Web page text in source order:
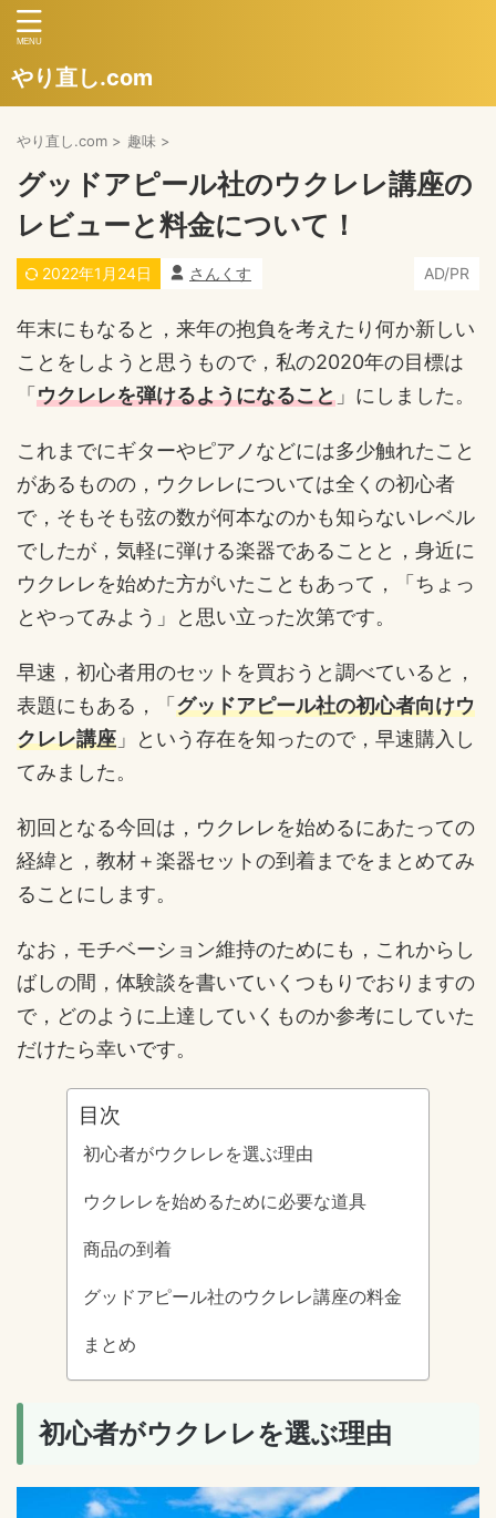
やり直し.com
やり直し.com > 趣味 >
グッドアピール社のウクレレ講座の
レビューと料金について！
2022年1月24日 さんくす AD/PR
年末にもなると，来年の抱負を考えたり何か新しい
ことをしようと思うもので，私の2020年の目標は
「 ウクレレを弾けるようになること 」にしました。
これまでにギターやピアノなどには多少触れたこと
があるものの，ウクレレについては全くの初心者
で，そもそも弦の数が何本なのかも知らないレベル
でしたが，気軽に弾ける楽器であることと，身近に
ウクレレを始めた方がいたこともあって，「ちょっ
とやってみよう」と思い立った次第です。
早速，初心者用のセットを買おうと調べていると，
表題にもある，「 グッドアピール社の初心者向けウ
クレレ講座 」という存在を知ったので，早速購入し
てみました。
初回となる今回は，ウクレレを始めるにあたっての
経緯と，教材＋楽器セットの到着までをまとめてみ
ることにします。
なお，モチベーション維持のためにも，これからし
ばしの間，体験談を書いていくつもりでおりますの
で，どのように上達していくものか参考にしていた
だけたら幸いです。
目次
初心者がウクレレを選ぶ理由
ウクレレを始めるために必要な道具
商品の到着
グッドアピール社のウクレレ講座の料金
まとめ
初心者がウクレレを選ぶ理由